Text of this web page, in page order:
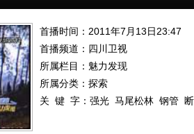
首播时间：2011年7月13日23:47
首播频道： 四川卫视
所属栏目： 魅力发现
所属分类：探索
关 键 字： 强光 马尾松林 钢管